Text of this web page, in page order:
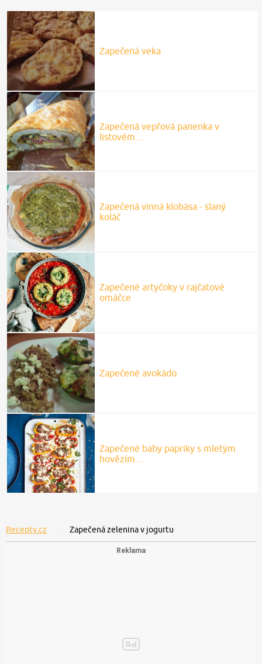
Zapečená veka
Zapečená vepřová panenka v
listovém…
Zapečená vinná klobása - slaný
koláč
Zapečené artyčoky v rajčatové
omáčce
Zapečené avokádo
Zapečené baby papriky s mletým
hovězím…
Recepty.cz Zapečená zelenina v jogurtu